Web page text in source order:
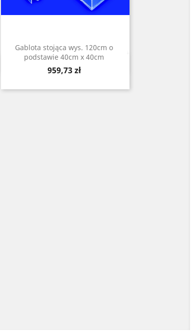
Gablota stojąca wys. 120cm o
podstawie 40cm x 40cm
Cena
959,73 zł
Szybki podgląd